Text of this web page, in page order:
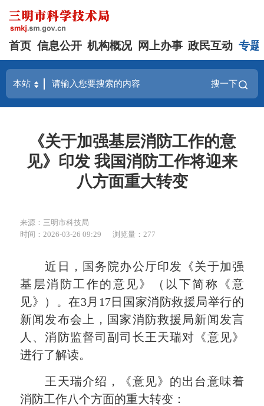
首页 信息公开 机构概况 网上办事 政民互动 专题
搜一下
《关于加强基层消防工作的意
见》印发 我国消防工作将迎来
八方面重大转变
来源：三明市科技局
时间：2026-03-26 09:29
浏览量：277
近日，国务院办公厅印发《关于加强
基层消防工作的意见》（以下简称《意
见》）。在3月17日国家消防救援局举行的
新闻发布会上，国家消防救援局新闻发言
人、消防监督司副司长王天瑞对《意见》
进行了解读。
王天瑞介绍，《意见》的出台意味着
消防工作八个方面的重大转变：